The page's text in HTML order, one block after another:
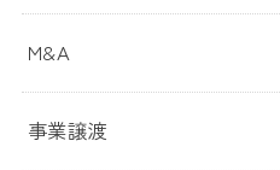
M&A
事業譲渡